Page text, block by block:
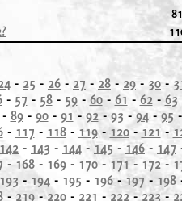
81
- 25 - 26 - 27 - 28 - 29 - 30 -
- 57 - 58- 59- 60- 61 - 62- 63
89- 90- 91 - 92-93 -94-95-
- 117 - 118- 119- 120- 121 -
142 - 143 - 144 - 145 - 146 - 147
- 168- 169- 170- 171- 172-
193 - 194 - 195 - 196-197 - 198
- 219-220- 221 - 222-223-